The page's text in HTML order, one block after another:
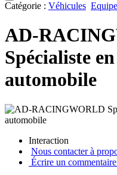
Catégorie : Véhicules
AD-
Spécialiste
automobile
Interaction
Nous contacter à
Écrire un